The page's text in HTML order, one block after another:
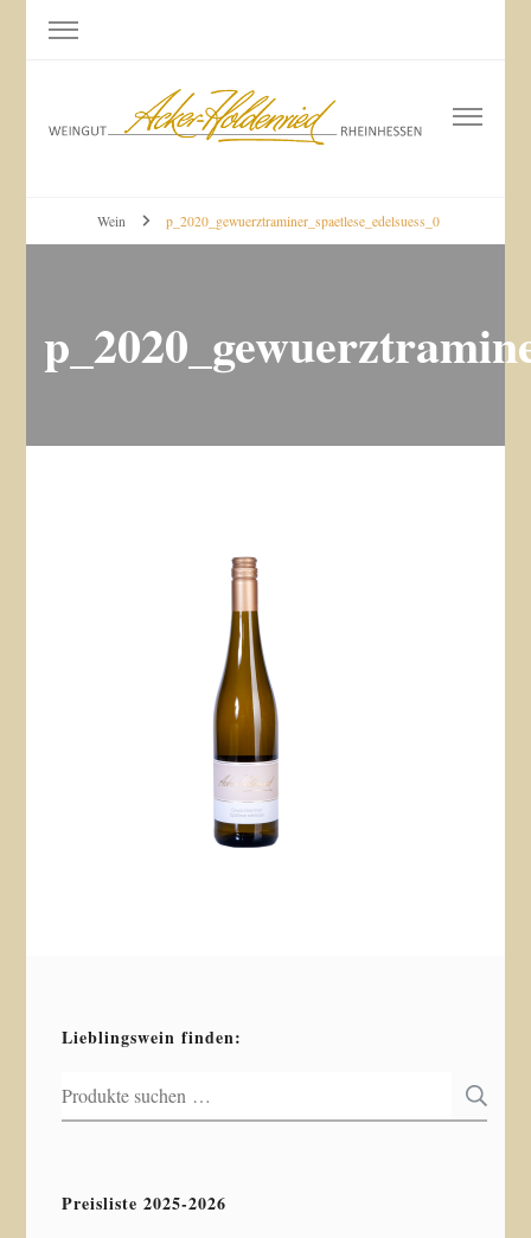
Weingut Acker-Holdenried
Bodenheim RHEINHESSEN
Wein p_2020_gewuerztraminer_spaetlese_edelsuess_0
Lieblingswein finden:
Suchen
nach:
Preisliste 2025-2026